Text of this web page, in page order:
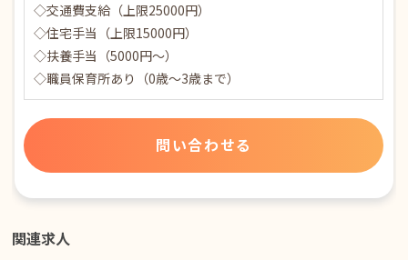
◇交通費支給（上限25000円）
◇住宅手当（上限15000円）
◇扶養手当（5000円～）
◇職員保育所あり（0歳～3歳まで）
問い合わせる
関連求人